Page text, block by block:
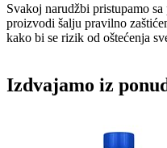
Svakoj narudžbi pristupamo
proizvodi šalju pravilno
kako bi se rizik od oštećenja
Izdvajamo iz